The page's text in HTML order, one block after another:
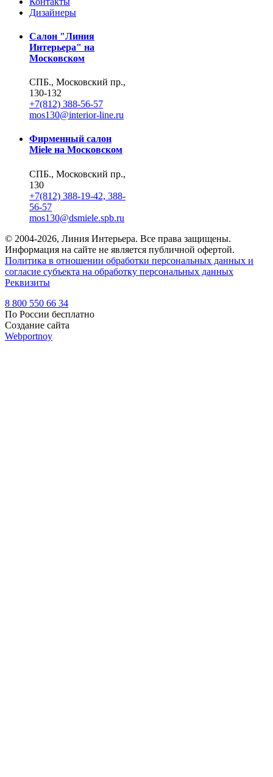
Дизайнеры
Салон "Линия
Интерьера" на
Московском
СПБ., Московский пр.,
130-132
+7(812) 388-56-57
mos130@interior-line.ru
Фирменный салон
Miele на Московском
СПБ., Московский пр.,
130
+7(812) 388-19-42, 388-
56-57
mos130@dsmiele.spb.ru
© 2004-2026, Линия Интерьера. Все права защищены.
Информация на сайте не является публичной офертой.
Политика в отношении обработки персональных данных и
согласие субъекта на обработку персональных данных
Реквизиты
8 800 550 66 34
По России бесплатно
Создание сайта
Webportnoy